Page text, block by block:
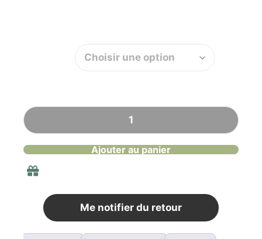
Ajouter au panier
Me notifier du retour